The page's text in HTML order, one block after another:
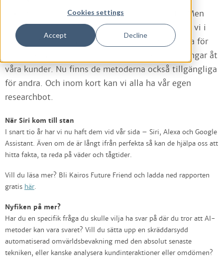
Cookies settings
Accept Decline
textmassor eller automatisera researcharbete. Men
den tiden är nu snart förbi. På Kairos Future har vi i
över tio års tid använt de senaste AI-metoderna för
att effektivisera researcharbete och skapa lösningar åt
våra kunder. Nu finns de metoderna också tillgängliga
för andra. Och inom kort kan vi alla ha vår egen
researchbot.
När Siri kom till stan
I snart tio år har vi nu haft dem vid vår sida – Siri, Alexa och Google
Assistant. Även om de är långt ifrån perfekta så kan de hjälpa oss att
hitta fakta, ta reda på väder och tågtider.
Vill du läsa mer? Bli Kairos Future Friend och ladda ned rapporten
gratis här.
Nyfiken på mer?
Har du en specifik fråga du skulle vilja ha svar på där du tror att AI-
metoder kan vara svaret? Vill du sätta upp en skräddarsydd
automatiserad omvärldsbevakning med den absolut senaste
tekniken, eller kanske analysera kundinteraktioner eller omdömen?